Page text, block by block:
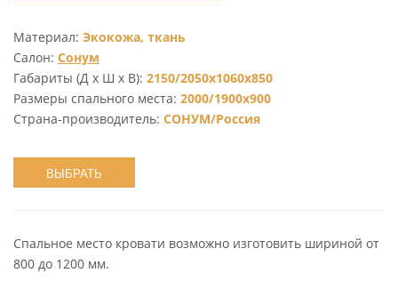
Материал: Экокожа, ткань
Салон: Сонум
Габариты (Д х Ш х В): 2150/2050х1060х850
Размеры спального места: 2000/1900х900
Страна-производитель: СОНУМ/Россия
ВЫБРАТЬ
Спальное место кровати возможно изготовить шириной от
800 до 1200 мм.